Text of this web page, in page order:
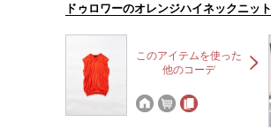
ドゥロワーのオレンジハイネックニット
このアイテムを使った
他のコーデ